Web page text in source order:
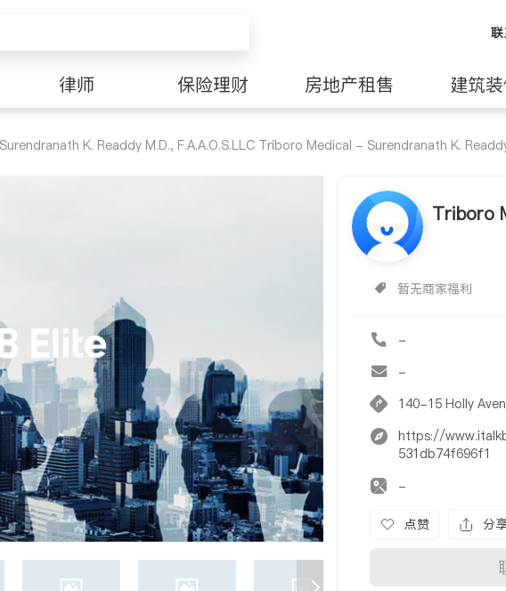
律师 保险理财 房地产租售 建筑
K. Readdy M.D., F.A.A.O.S.LLC Triboro Medical - Surendranath K. Readdy
Triboro
暂无商家福利
-
-
140-15 Holly
https://
531db74f696f1
-
点赞 分